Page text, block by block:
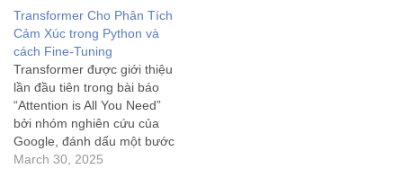
Transformer Cho Phân Tích
Cảm Xúc trong Python và
cách Fine-Tuning
Transformer được giới thiệu
lần đầu tiên trong bài báo
“Attention is All You Need”
bởi nhóm nghiên cứu của
Google, đánh dấu một bước
ngoặt quan trọng trong lĩnh
March 30, 2025